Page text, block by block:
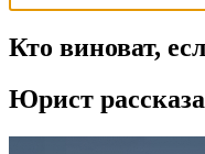
Кто виноват,
Юрист